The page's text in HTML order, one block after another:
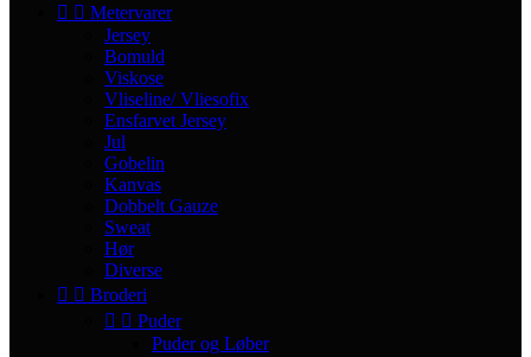
  Metervarer
Jersey
Bomuld
Viskose
Vliseline/ Vliesofix
Ensfarvet Jersey
Jul
Gobelin
Kanvas
Dobbelt Gauze
Sweat
Hør
Diverse
  Broderi
  Puder
Puder og Løber